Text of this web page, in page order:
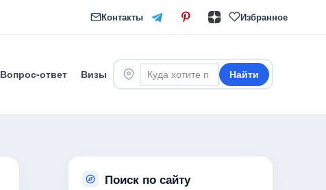
Контакты Избранное
Вопрос-ответ Визы Найти
Поиск по сайту